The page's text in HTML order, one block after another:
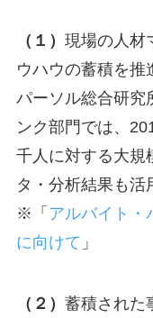
（１） 現場の人材
ウハウの蓄積を推
パーソル総合研究
ンク部門では、
千人に対する大
タ・分析結果も活
※「 アルバイト・
に向けて 」
（２） 蓄積された